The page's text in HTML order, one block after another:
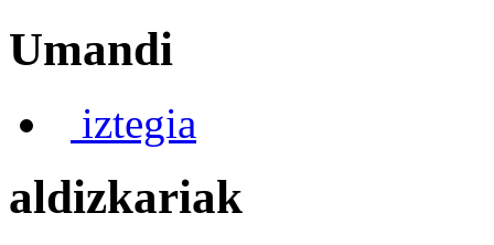
Umandi
iztegia
aldizkariak